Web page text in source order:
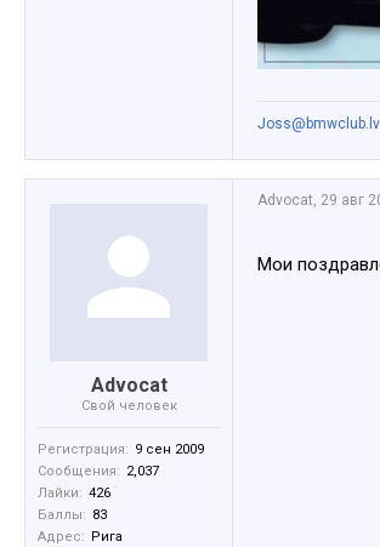
Joss@bmwclub.lv
Advocat
Свой человек
Регистрация: 9 сен 2009
Сообщения: 2,037
Лайки: 426
Баллы: 83
Адрес:
Рига
Advocat, 29 авг
Мои